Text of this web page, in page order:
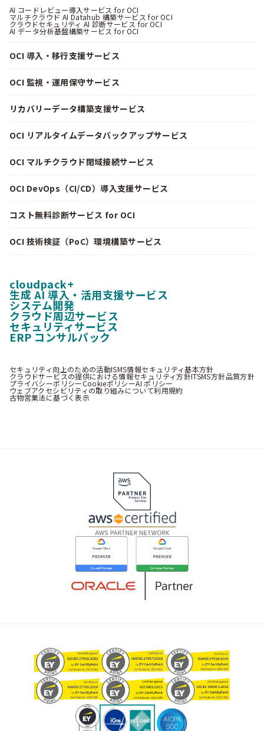
AI コードレビュー導入サービス for OCI
マルチクラウド AI Datahub 構築サービス for OCI
クラウドセキュリティ AI 診断サービス for OCI
AI データ分析基盤構築サービス for OCI
OCI 導入・移行支援サービス
OCI 監視・運用保守サービス
リカバリーデータ構築支援サービス
OCI リアルタイムデータバックアップサービス
OCI マルチクラウド閉域接続サービス
OCI DevOps（CI/CD）導入支援サービス
コスト無料診断サービス for OCI
OCI 技術検証（PoC）環境構築サービス
cloudpack+
生成 AI 導入・活用支援サービス
システム開発
クラウド周辺サービス
セキュリティサービス
ERP コンサルパック
セキュリティ向上のための活動ISMS情報セキュリティ基本方針
クラウドサービスの提供における情報セキュリティ方針ITSMS方針品質方針
プライバシーポリシーCookieポリシーAI ポリシー
ウェブアクセシビリティの取り組みについて利用規約
古物営業法に基づく表示